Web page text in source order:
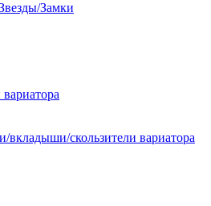
Замки
вкладыши/скользители вариатора